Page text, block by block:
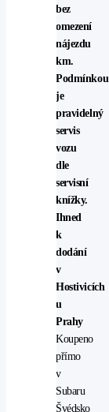
bez
omezení
nájezdu
km.
Podmínkou
je
pravidelný
servis
vozu
dle
servisní
knížky.
Ihned
k
dodání
v
Hostivicích
u
Prahy
Koupeno
přímo
v
Subaru
Švédsko